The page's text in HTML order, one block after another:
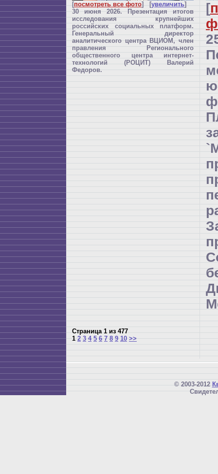
[посмотреть все фото] [увеличить]
30 июня 2026. Презентация итогов
исследования крупнейших
российских социальных платформ.
Генеральный директор
аналитического центра ВЦИОМ, член
правления Регионального
общественного центра интернет-
технологий (РОЦИТ) Валерий
Федоров.
[
Страница 1 из 477
1 2 3 4 5 6 7 8 9 10 >>
© 2003-2012